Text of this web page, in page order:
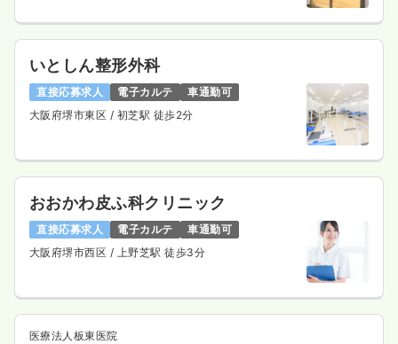
いとしん整形外科
直接応募求人 電子カルテ
車通勤可
大阪府堺市東区 / 初芝駅 徒歩2分
おおかわ皮ふ科クリニック
直接応募求人 電子カルテ
車通勤可
大阪府堺市西区 / 上野芝駅 徒歩3分
医療法人板東医院